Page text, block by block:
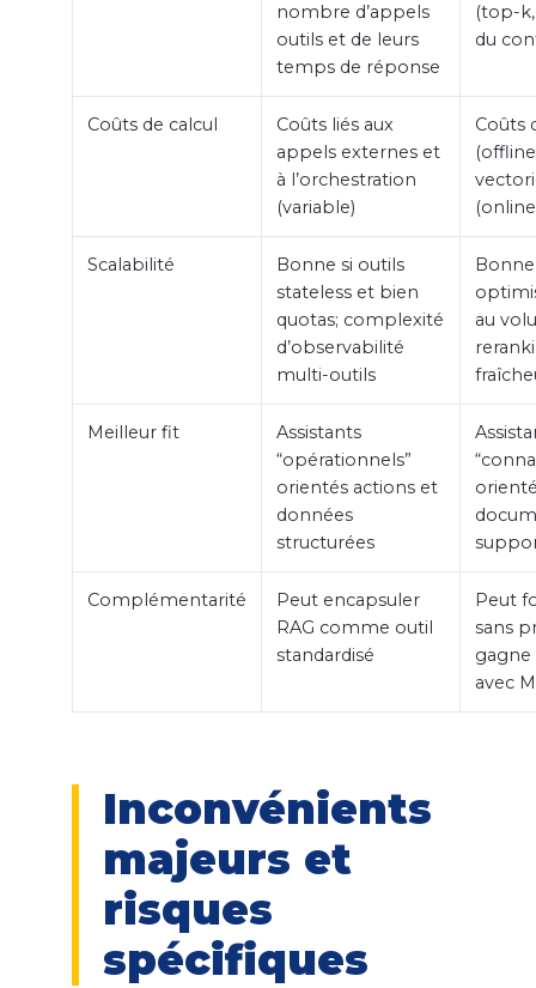
nombre d’appels
outils et de leurs
temps de réponse
(top-
du
Coûts de calcul
Coûts liés aux
appels externes et
à l’orchestration
(variable)
Coûts
Scalabilité
Bonne si outils
stateless et bien
quotas; complexité
d’observabilité
multi-outils
au
Meilleur fit
Assistants
“opérationnels”
orientés actions et
données
structurées
Complémentarité
Peut encapsuler
RAG comme outil
standardisé
Peut
sans
gagne
avec
Inconvénients
majeurs et
risques
spécifiques